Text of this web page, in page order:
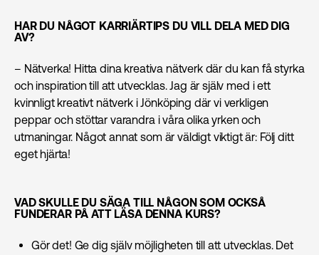
HAR DU NÅGOT KARRIÄRTIPS DU VILL DELA MED DIG
AV?
– Nätverka! Hitta dina kreativa nätverk där du kan få styrka
och inspiration till att utvecklas. Jag är själv med i ett
kvinnligt kreativt nätverk i Jönköping där vi verkligen
peppar och stöttar varandra i våra olika yrken och
utmaningar. Något annat som är väldigt viktigt är: Följ ditt
eget hjärta!
VAD SKULLE DU SÄGA TILL NÅGON SOM OCKSÅ
FUNDERAR PÅ ATT LÄSA DENNA KURS?
Gör det! Ge dig själv möjligheten till att utvecklas. Det